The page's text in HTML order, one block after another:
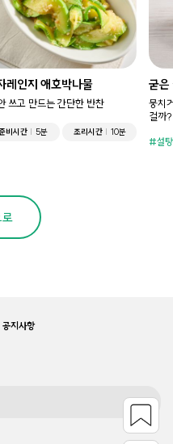
레인지 애호박나물
쓰고 만드는 간단한 반찬
비시간 5분 조리시간 10분
굳은
뭉치
걸까?
설탕
공지사항